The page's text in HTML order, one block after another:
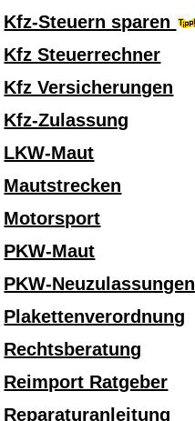
Kfz-Steuern sparen
Kfz Steuerrechner
Kfz Versicherungen
Kfz-Zulassung
LKW-Maut
Mautstrecken
Motorsport
PKW-Maut
PKW-Neuzulassungen
Plakettenverordnung
Rechtsberatung
Reimport Ratgeber
Reparaturanleitung